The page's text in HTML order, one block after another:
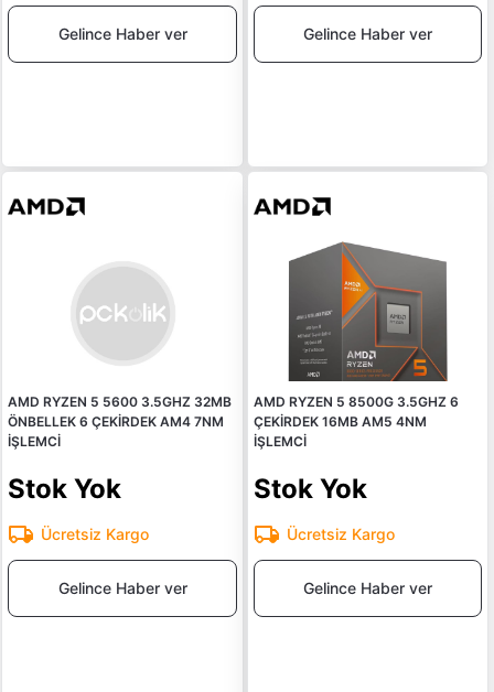
Gelince Haber ver Gelince Haber ver
AMD RYZEN 5 5600 3.5GHZ 32MB
ÖNBELLEK 6 ÇEKİRDEK AM4 7NM
İŞLEMCİ
Stok Yok
Ücretsiz Kargo
Gelince Haber ver
AMD RYZEN 5 8500G 3.5GHZ 6
ÇEKİRDEK 16MB AM5 4NM
İŞLEMCİ
Stok Yok
Ücretsiz Kargo
Gelince Haber ver